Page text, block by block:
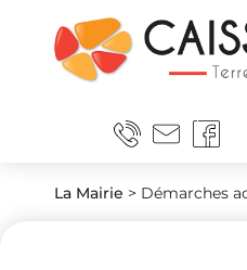
La Mairie > Démarches